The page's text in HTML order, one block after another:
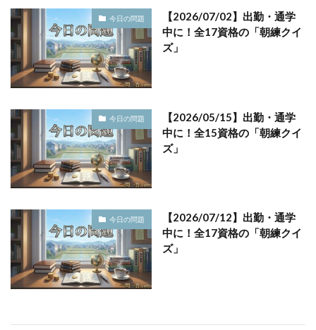
今日の問題
【2026/07/02】出勤・通学
中に！全17資格の「朝練クイ
ズ」
今日の問題
【2026/05/15】出勤・通学
中に！全15資格の「朝練クイ
ズ」
今日の問題
【2026/07/12】出勤・通学
中に！全17資格の「朝練クイ
ズ」